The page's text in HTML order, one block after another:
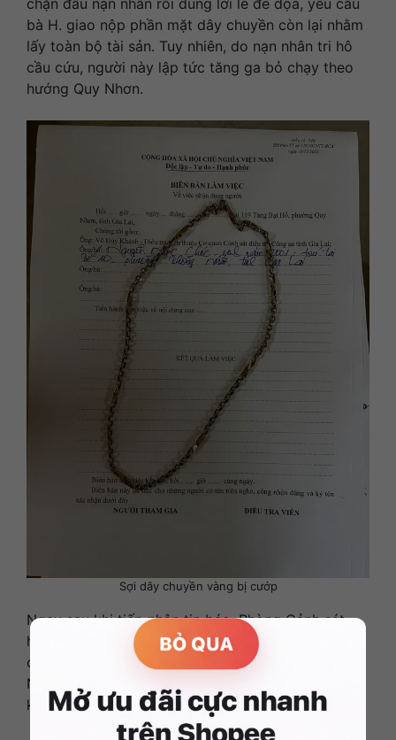
bà H. giao nộp phần mặt dây chuyền còn lại nhằm
lấy toàn bộ tài sản. Tuy nhiên, do nạn nhân tri hô
cầu cứu, người này lập tức tăng ga bỏ chạy theo
hướng Quy Nhơn.
Sợi dây chuyền vàng bị cướp
Ngay sau khi tiếp nhận tin báo, Phòng Cảnh sát
hình sự Công an tỉnhGia Laiphối hợp với công an
các phường Quy Nhơn Đông, Quy Nhơn Nam, Quy
Nhơn Bắc và phường Quy Nhơn khẩn trương triển
khai các biện pháp truy xét.